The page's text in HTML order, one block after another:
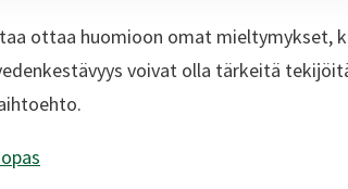
ottaa huomioon omat
voivat olla tärkeitä